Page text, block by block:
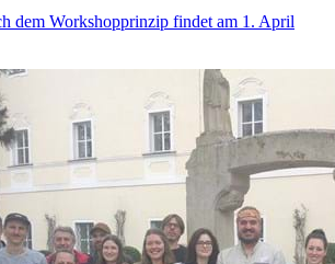
dem Workshopprinzip findet am 1. April